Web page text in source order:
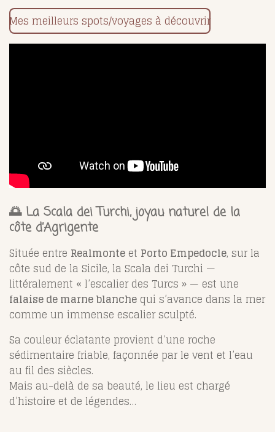
Mes meilleurs spots/voyages à découvrir
🌅 La Scala dei Turchi, joyau naturel de la
côte d’Agrigente
Située entre Realmonte et Porto Empedocle, sur la
côte sud de la Sicile, la Scala dei Turchi —
littéralement « l’escalier des Turcs » — est une
falaise de marne blanche qui s’avance dans la mer
comme un immense escalier sculpté.
Sa couleur éclatante provient d’une roche
sédimentaire friable, façonnée par le vent et l’eau
au fil des siècles.
Mais au-delà de sa beauté, le lieu est chargé
d’histoire et de légendes…